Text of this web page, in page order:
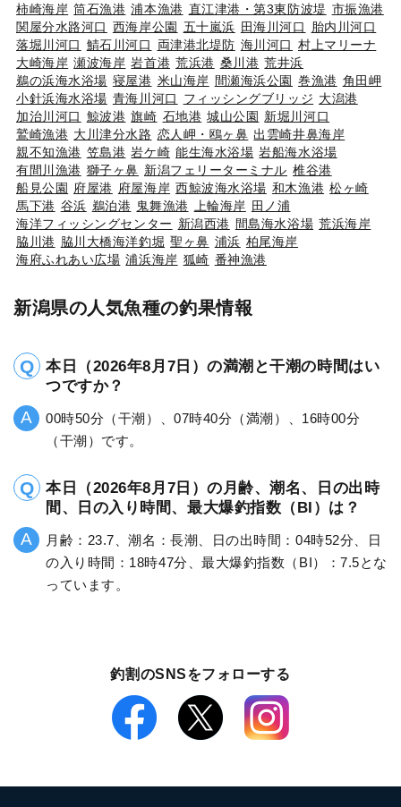
柿崎海岸 筒石漁港 浦本漁港 直江津港・第3東防波堤 市振漁港
関屋分水路河口 西海岸公園 五十嵐浜 田海川河口
胎内川河口
落堀川河口 鯖石川河口 両津港北堤防 海川河口 村上マリーナ
大崎海岸 瀬波海岸 岩首港 荒浜港 桑川港 荒井浜
鵜の浜海水浴場 寝屋港 米山海岸 間瀬海浜公園 巻漁港 角田岬
小針浜海水浴場 青海川河口 フィッシングブリッジ 大潟港
加治川河口 鯨波港 旗崎 石地港 城山公園 新堀川河口
鷲崎漁港 大川津分水路 恋人岬・鴎ヶ鼻 出雲崎井鼻海岸
親不知漁港 笠島港 岩ケ崎 能生海水浴場 岩船海水浴場
有間川漁港 獅子ヶ鼻 新潟フェリーターミナル 椎谷港
船見公園 府屋港 府屋海岸 西鯨波海水浴場 和木漁港 松ヶ崎
馬下港 谷浜 鵜泊港 鬼舞漁港 上輪海岸 田ノ浦
海洋フィッシングセンター 新潟西港 間島海水浴場 荒浜海岸
脇川港 脇川大橋海洋釣堀 聖ヶ鼻 浦浜 柏尾海岸
海府ふれあい広場 浦浜海岸 狐崎 番神漁港
新潟県の人気魚種の釣果情報
本日（2026年8月7日）の満潮と干潮の時間はい
つですか？
00時50分（干潮）、07時40分（満潮）、16時00分
（干潮）です。
本日（2026年8月7日）の月齢、潮名、日の出時
間、日の入り時間、最大爆釣指数（BI）は？
月齢：23.7、潮名：長潮、日の出時間：04時52分、日
の入り時間：18時47分、最大爆釣指数（BI）：7.5とな
っています。
釣割のSNSをフォローする